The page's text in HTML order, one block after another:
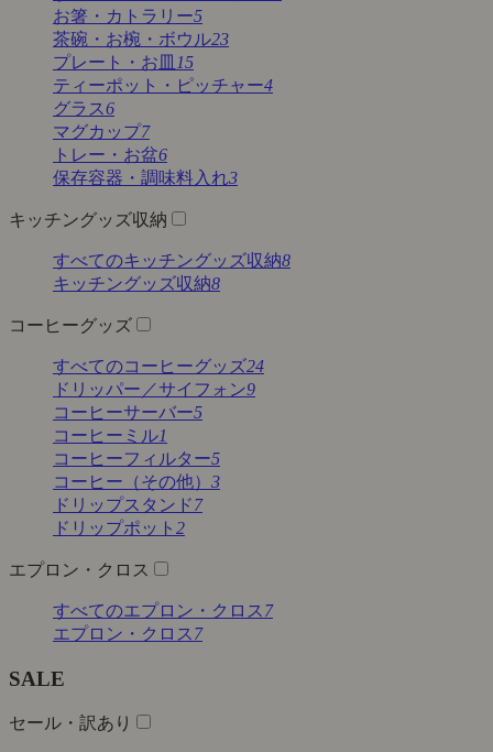
お箸・カトラリー5
茶碗・お椀・ボウル23
プレート・お皿 15
ティーポット・ピッチャー4
グラス6
マグカップ7
トレー・お盆6
保存容器・調味料入れ3
キッチングッズ収納
すべてのキッチングッズ収納8
キッチングッズ収納8
コーヒーグッズ
すべてのコーヒーグッズ24
ドリッパー／サイフォン9
コーヒーサーバー5
コーヒーミル1
コーヒーフィルター5
コーヒー（その他） 3
ドリップスタンド7
ドリップポット 2
エプロン・クロス
すべてのエプロン・クロス 7
エプロン・クロス 7
SALE
セール・訳あり